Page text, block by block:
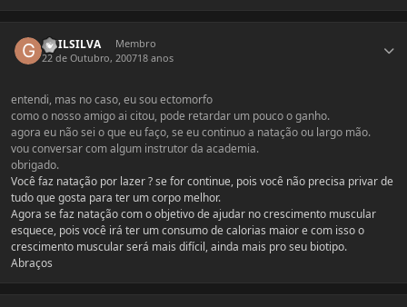
GUILSILVA
Membro
22 de Outubro, 200718 anos
entendi, mas no caso, eu sou ectomorfo
como o nosso amigo ai citou, pode retardar um pouco o ganho.
agora eu não sei o que eu faço, se eu continuo a natação ou largo mão.
vou conversar com algum instrutor da academia.
obrigado.
Você faz natação por lazer ? se for continue, pois você não precisa privar de
tudo que gosta para ter um corpo melhor.
Agora se faz natação com o objetivo de ajudar no crescimento muscular
esquece, pois você irá ter um consumo de calorias maior e com isso o
crescimento muscular será mais difícil, ainda mais pro seu biotipo.
Abraços